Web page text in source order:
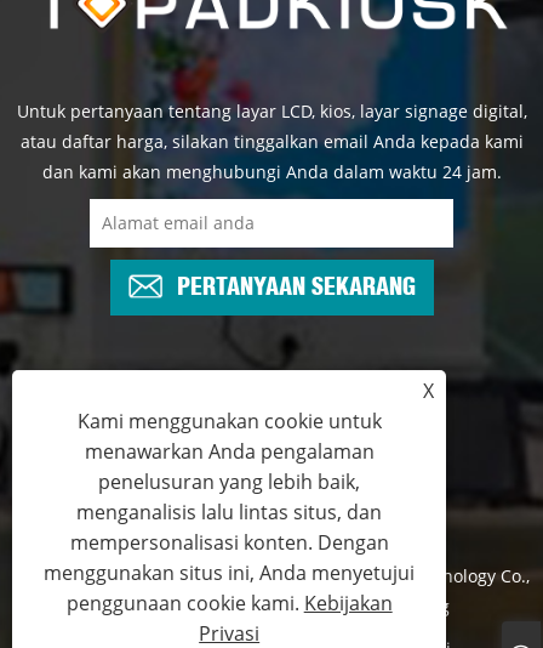
Untuk pertanyaan tentang layar LCD, kios, layar signage digital,
atau daftar harga, silakan tinggalkan email Anda kepada kami
dan kami akan menghubungi Anda dalam waktu 24 jam.
PERTANYAAN SEKARANG
marketing@topadkiosk.com
Hak Cipta © 2024 Shenzhen TopAdkiosk Display Technology Co.,
Ltd. Semua Hak Dilindungi Undang-Undang
X
Kami menggunakan cookie untuk
menawarkan Anda pengalaman
penelusuran yang lebih baik,
menganalisis lalu lintas situs, dan
mempersonalisasi konten. Dengan
menggunakan situs ini, Anda menyetujui
penggunaan cookie kami. Kebijakan
Privasi